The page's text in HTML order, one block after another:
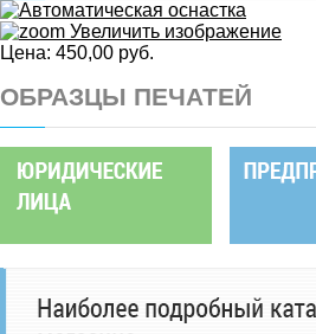
Увеличить изображение
Цена: 450,00 руб.
ОБРАЗЦЫ ПЕЧАТЕЙ